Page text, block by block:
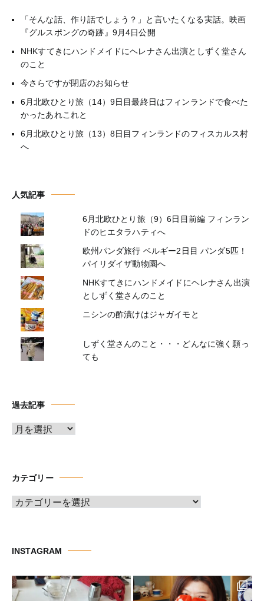
「そんな話、作り話でしょう？」と言いたくなる実話。映画
『グルスポングの奇跡』9月4日公開
NHKすてきにハンドメイドにヘレナさん出演としずく堂さん
のこと
今さらですが閉店のお知らせ
6月北欧ひとり旅（14）9日目最終日はフィンランドで食べた
かったあれこれと
6月北欧ひとり旅（13）8日目フィンランドのフィスカルス村
へ
人気記事
6月北欧ひとり旅（9）6日目前編 フィンラン
ドのヒエタラハティへ
欧州パンダ旅行 ベルギー2日目 パンダ5匹！
パイリダイザ動物園へ
NHKすてきにハンドメイドにヘレナさん出演
としずく堂さんのこと
ニシンの酢漬けはジャガイモと
しずく堂さんのこと・・・どんなに強く願っ
ても
過去記事
ア
ブ
カテゴリー
カ
ー
INSTAGRAM